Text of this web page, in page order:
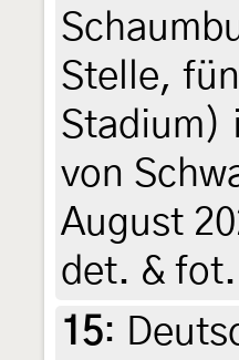
Stelle,
Stadium)
von
August
det. &
15: